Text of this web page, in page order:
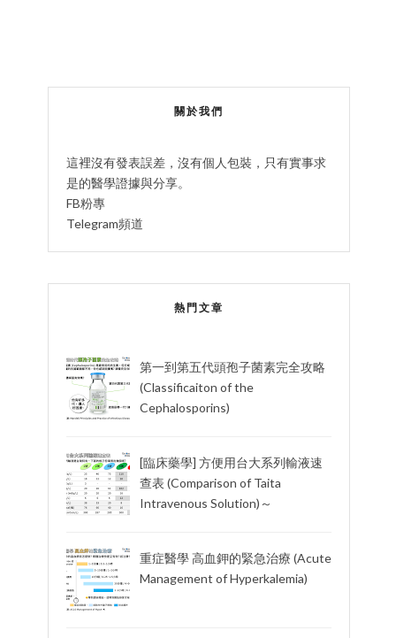
關於我們
這裡沒有發表誤差，沒有個人包裝，只有實事求
是的醫學證據與分享。
FB粉專
Telegram頻道
熱門文章
第一到第五代頭孢子菌素完全攻略
(Classificaiton of the
Cephalosporins)
[臨床藥學] 方便用台大系列輸液速
查表 (Comparison of Taita
Intravenous Solution)～
重症醫學 高血鉀的緊急治療 (Acute
Management of Hyperkalemia)